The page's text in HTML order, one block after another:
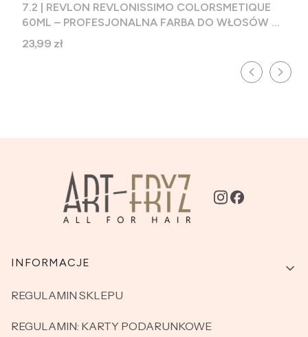
7.2 | REVLON REVLONISSIMO COLORSMETIQUE
60ML – PROFESJONALNA FARBA DO WŁOSÓW Z
FORMUŁĄ PIELĘGNUJĄCĄ
Cena
23,99 zł
Linki w stopce
INFORMACJE
REGULAMIN SKLEPU
REGULAMIN: KARTY PODARUNKOWE